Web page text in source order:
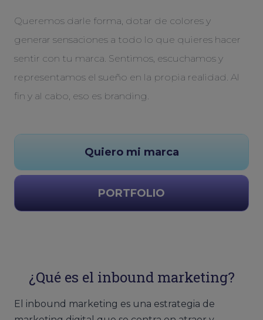
Queremos darle forma, dotar de colores y
generar sensaciones a todo lo que quieres hacer
sentir con tu marca. Sentimos, escuchamos y
representamos el sueño en la propia realidad. Al
fin y al cabo, eso es branding.
Quiero mi marca
PORTFOLIO
¿Qué es el inbound marketing?
El inbound marketing es una estrategia de